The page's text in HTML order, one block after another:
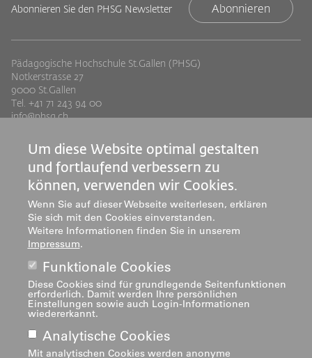
Abonnieren Sie den PHSG Newsletter Abonnieren
Pädagogische Hochschule St.Gallen (PHSG)
Notkerstrasse 27
9000 St.Gallen
Tel. +41 71 243 94 00
info@phsg.ch
Footer
Links
Standorte
Jobs
Medien
Mediatheken
Footer
rechts
Studium
Weiterbildung
Forschung & Entwicklung
Dienstleistung
Institute
Zentren
Um diese Website optimal gestalten
und fortlaufend verbessern zu
können, verwenden wir Cookies.
Wenn Sie auf dieser Webseite weiterlesen, erklären
Sie sich mit den Cookies einverstanden.
Weitere Informationen finden Sie in unserem
Impressum.
Funktionale Cookies
Diese Cookies sind für grundlegende Seitenfunktionen
erforderlich. Damit werden Ihre persönlichen
Einstellungen sowie auch Login-Informationen
wiedererkannt.
Analytische Cookies
Mit analytischen Cookies werden anonyme